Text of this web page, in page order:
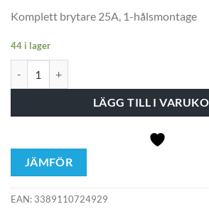
Komplett brytare 25A, 1-hålsmontage
44 i lager
LÄGG TILL I
JÄMFÖR
EAN: 3389110724929